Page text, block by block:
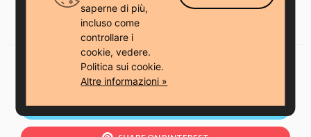
SHARE ON FACEBOOK
SHARE ON TWITTER
saperne di più,
incluso come
controllare i
cookie, vedere.
Politica sui cookie.
Altre informazioni »